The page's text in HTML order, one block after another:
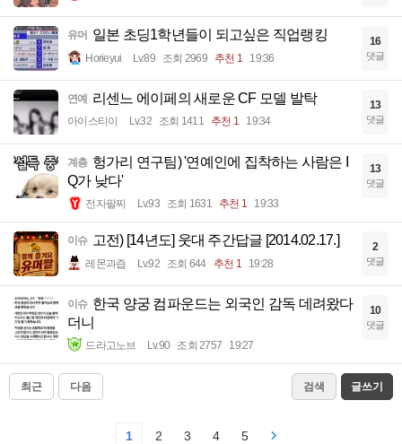
유머 일본 초딩1학년들이 되고싶은 직업랭킹
Horieyui Lv.89 조회 2969 추천 1 19:36
16
댓글
연예 리센느 에이페의 새로운 CF 모델 발탁
아이스티이 Lv.32 조회 1411 추천 1 19:34
13
댓글
계층 헝가리 연구팀) '연예인에 집착하는 사람은 I
Q가 낮다'
전자팔찌 Lv.93 조회 1631 추천 1 19:33
13
댓글
이슈 고전) [14년도] 웃대 주간답글 [2014.02.17.]
레몬과즙 Lv.92 조회 644 추천 1 19:28
2
댓글
이슈 한국 양궁 컴파운드는 외국인 감독 데려왔다
더니
드라고노브 Lv.90 조회 2757 19:27
10
댓글
최근 다음 검색 글쓰기
1 2 3 4 5